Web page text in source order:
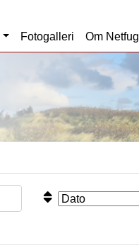
Fotogalleri Om Netfugl